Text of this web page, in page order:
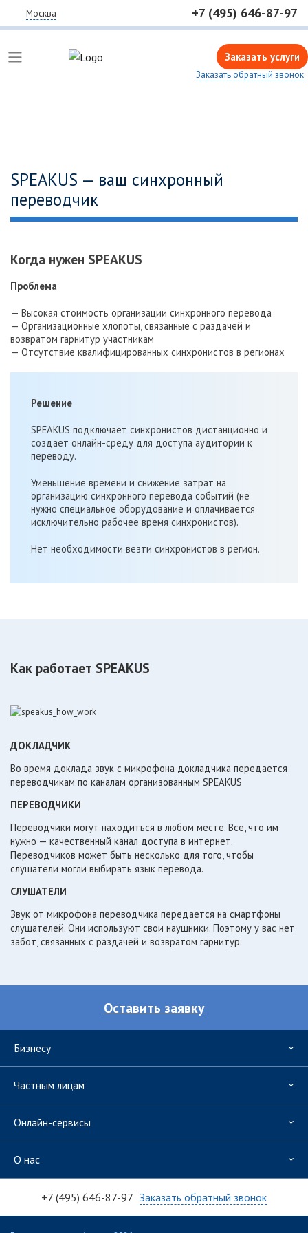
Москва +7 (495) 646-87-97
Заказать услуги
Заказать обратный звонок
SPEAKUS — ваш синхронный
переводчик
Когда нужен SPEAKUS
Проблема
— Высокая стоимость организации синхронного перевода
— Организационные хлопоты, связанные с раздачей и
возвратом гарнитур участникам
— Отсутствие квалифицированных синхронистов в регионах
Решение
SPEAKUS подключает синхронистов дистанционно и
создает онлайн-среду для доступа аудитории к
переводу.
Уменьшение времени и снижение затрат на
организацию синхронного перевода событий (не
нужно специальное оборудование и оплачивается
исключительно рабочее время синхронистов).
Нет необходимости везти синхронистов в регион.
Как работает SPEAKUS
ДОКЛАДЧИК
Во время доклада звук с микрофона докладчика передается
переводчикам по каналам организованным SPEAKUS
ПЕРЕВОДЧИКИ
Переводчики могут находиться в любом месте. Все, что им
нужно — качественный канал доступа в интернет.
Переводчиков может быть несколько для того, чтобы
слушатели могли выбирать язык перевода.
СЛУШАТЕЛИ
Звук от микрофона переводчика передается на смартфоны
слушателей. Они используют свои наушники. Поэтому у вас нет
забот, связанных с раздачей и возвратом гарнитур.
Оставить заявку
Бизнесу
Частным лицам
Онлайн-сервисы
О нас
+7 (495) 646-87-97 Заказать обратный звонок